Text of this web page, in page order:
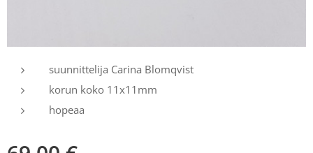
suunnittelija Carina Blomqvist
korun koko 11x11mm
hopeaa